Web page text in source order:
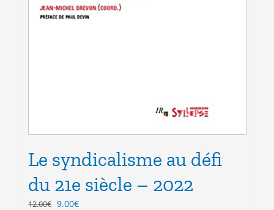
Le syndicalisme au défi
du 21e siècle – 2022
12.00€ Le
9.00€Le